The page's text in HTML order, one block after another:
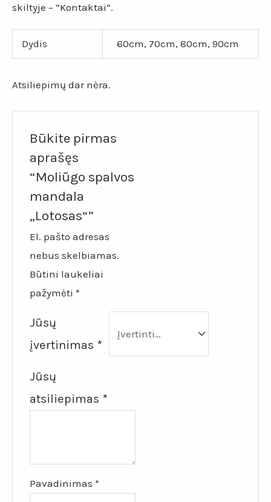
skiltyje – “Kontaktai”.
Dydis 60cm, 70cm, 80cm, 90cm
Atsiliepimų dar nėra.
Būkite pirmas
aprašęs
“Moliūgo spalvos
mandala
„Lotosas“”
El. pašto adresas
nebus skelbiamas.
Būtini laukeliai
pažymėti*
Jūsų
įvertinimas *
Jūsų
atsiliepimas *
Pavadinimas*